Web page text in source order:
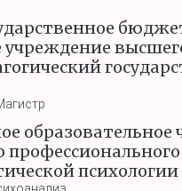
учреждение